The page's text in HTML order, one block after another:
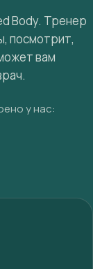
Body. Тренер
посмотрит,
вам
у нас: